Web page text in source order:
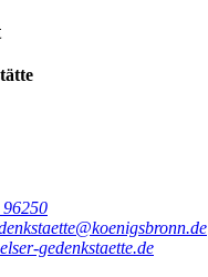
gedenkstaette.de